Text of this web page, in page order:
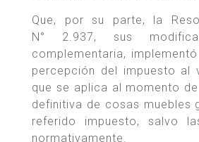
Que, por su parte, la
N° 2.937, sus
complementaria,
percepción del impuesto al
que se aplica al momento
definitiva de cosas muebles
referido impuesto, salvo
normativamente.